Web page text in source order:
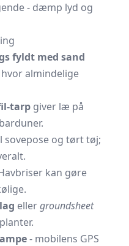
- dæmp lyd og
fyldt med sand
almindelige
tarp giver læ på
sovepose og tørt tøj;
kan gøre
ellergroundsheet
- mobilens GPS